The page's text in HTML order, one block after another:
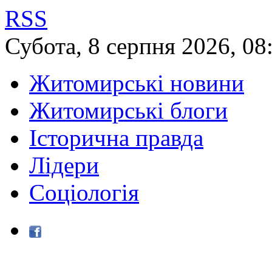
RSS
Субота, 8 серпня 2026,
Житомирські новини
Житомирські блоги
Історична правда
Лідери
Соціологія